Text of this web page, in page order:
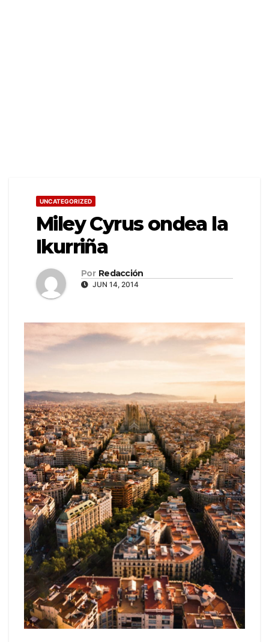
UNCATEGORIZED
Miley Cyrus ondea la
Ikurriña
Por Redacción
JUN 14, 2014